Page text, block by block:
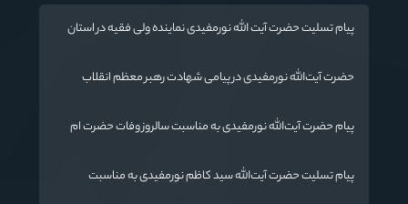
پیام تسلیت حضرت آیت الله نورمفیدی نماینده ولی فقیه در استان
حضرت آیت‌الله‌ نورمفیدی در پیامی شهادت رهبر معظم انقلاب
بقیة الله الأعظم (ارواحنا فداه) و عموم مسلمانان تسلیت گفتند.
پیام حضرت آیت‌الله نورمفیدی به مناسبت سالروز وفات حضرت ام
پیام تسلیت حضرت آیت‌الله سید کاظم نورمفیدی به مناسبت